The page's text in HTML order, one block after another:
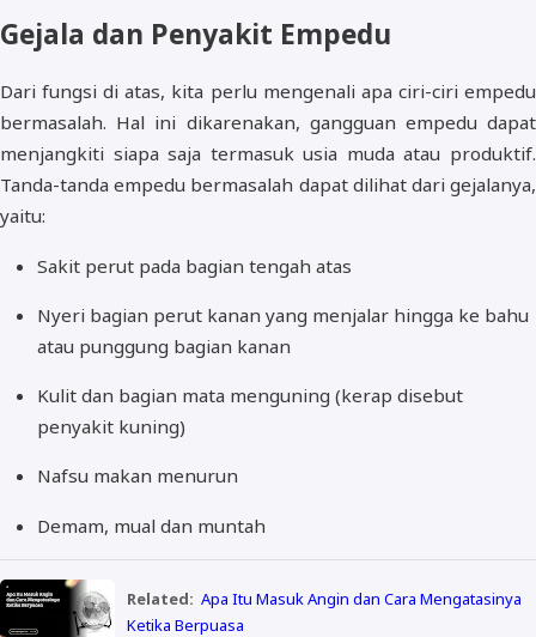
Gejala dan Penyakit Empedu
Dari fungsi di atas, kita perlu mengenali apa ciri-ciri empedu
bermasalah. Hal ini dikarenakan, gangguan empedu dapat
menjangkiti siapa saja termasuk usia muda atau produktif.
Tanda-tanda empedu bermasalah dapat dilihat dari gejalanya,
yaitu:
Sakit perut pada bagian tengah atas
Nyeri bagian perut kanan yang menjalar hingga ke bahu
atau punggung bagian kanan
Kulit dan bagian mata menguning (kerap disebut
penyakit kuning)
Nafsu makan menurun
Demam, mual dan muntah
Related: Apa Itu Masuk Angin dan Cara Mengatasinya
Ketika Berpuasa